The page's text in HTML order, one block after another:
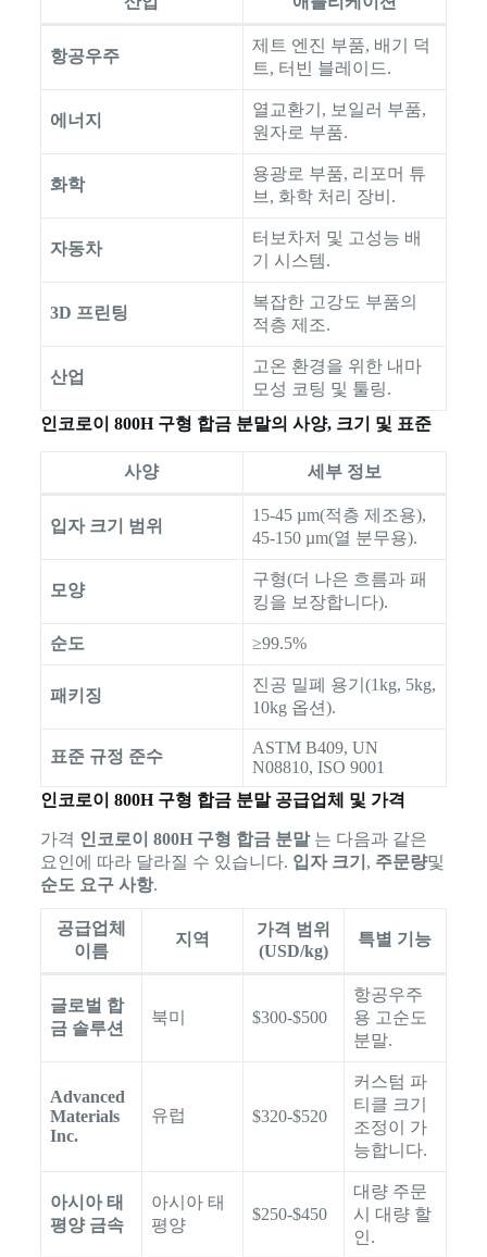
항공우주
제트 엔진 부품, 배기 덕
트, 터빈 블레이드.
에너지
열교환기, 보일러 부품,
원자로 부품.
화학
용광로 부품, 리포머 튜
브, 화학 처리 장비.
자동차
터보차저 및 고성능 배
기 시스템.
3D 프린팅
복잡한 고강도 부품의
적층 제조.
산업
고온 환경을 위한 내마
모성 코팅 및 툴링.
인코로이 800H 구형 합금 분말의 사양, 크기 및 표준
사양 세부 정보
입자 크기 범위
15-45 µm(적층 제조용),
45-150 µm(열 분무용).
모양
구형(더 나은 흐름과 패
킹을 보장합니다).
순도 ≥99.5%
패키징
진공 밀폐 용기(1kg, 5kg,
10kg 옵션).
표준 규정 준수
ASTM B409, UN
N08810, ISO 9001
인코로이 800H 구형 합금 분말 공급업체 및 가격
가격 인코로이 800H 구형 합금 분말는 다음과 같은
요인에 따라 달라질 수 있습니다. 입자 크기 , 주문량및
순도 요구 사항.
공급업체
이름
지역
가격 범위
(USD/kg)
특별 기능
글로벌 합
금 솔루션
북미 $300-$500
항공우주
용 고순도
분말.
Advanced
Materials
Inc.
유럽 $320-$520
커스텀 파
티클 크기
조정이 가
능합니다.
아시아 태
평양 금속
아시아 태
평양
$250-$450
대량 주문
시 대량 할
인.